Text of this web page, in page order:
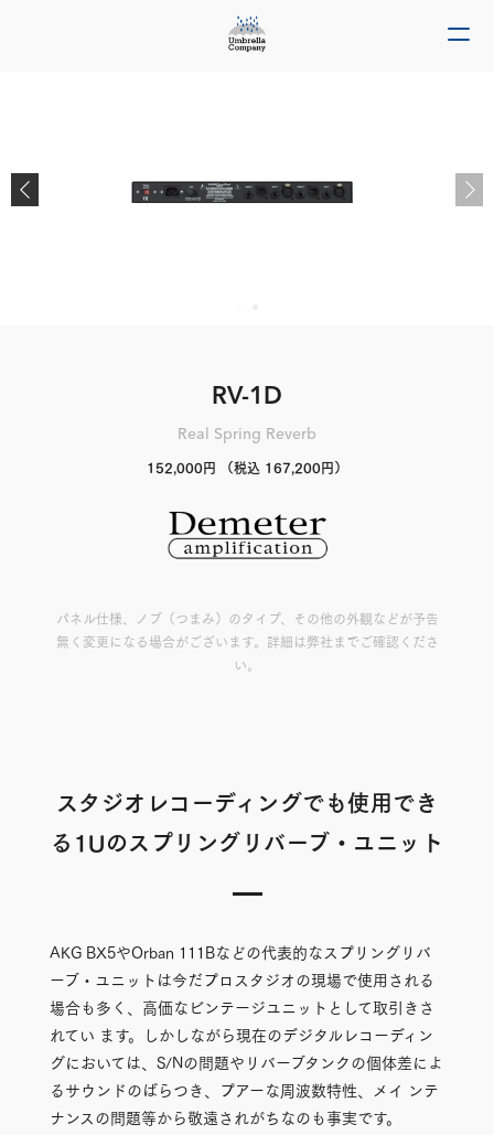
RV-1D
Real Spring Reverb
152,000円 （税込 167,200円）
パネル仕様、ノブ（つまみ）のタイプ、その他の外観などが予告
無く変更になる場合がございます。詳細は弊社までご確認くださ
い。
スタジオレコーディングでも使用でき
る1Uのスプリングリバーブ・ユニット
AKG BX5やOrban 111Bなどの代表的なスプリングリバ
ーブ・ユニットは今だプロスタジオの現場で使用される
場合も多く、高価なビンテージユニットとして取引きさ
れてい ます。しかしながら現在のデジタルレコーディン
グにおいては、S/Nの問題やリバーブタンクの個体差によ
るサウンドのばらつき、プアーな周波数特性、メイ ンテ
ナンスの問題等から敬遠されがちなのも事実です。